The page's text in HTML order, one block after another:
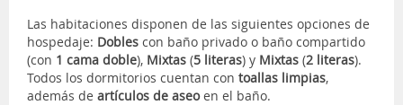
Las habitaciones disponen de las siguientes opciones de
hospedaje: Dobles con baño privado o baño compartido
(con 1 cama doble), Mixtas (5 literas) y Mixtas (2 literas).
Todos los dormitorios cuentan con toallas limpias,
además de artículos de aseoen el baño.